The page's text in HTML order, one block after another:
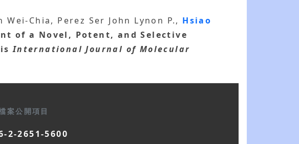
Chia, Perez Ser John Lynon P., Hsiao
of a Novel, Potent, and Selective
International Journal of Molecular
案公開項目
2-2651-5600